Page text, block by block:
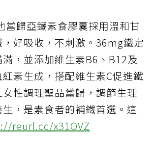
當歸亞鐵素食膠囊採用溫和甘
好吸收，不刺激。36mg鐵定
，並添加維生素B6、B12及
素生成，搭配維生素C促進鐵
性調理聖品當歸，調節生理
，是素食者的補鐵首選。這
reurl.cc/x31OVZ